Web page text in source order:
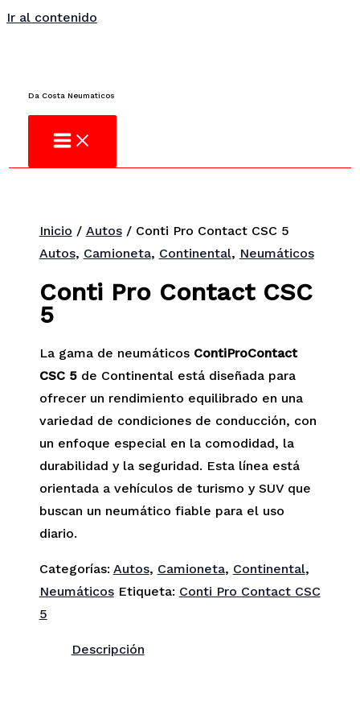
Ir al contenido
Da Costa Neumaticos
Inicio / Autos/ Conti Pro Contact CSC 5
Autos, Camioneta, Continental, Neumáticos
Conti Pro Contact CSC
5
La gama de neumáticos ContiProContact
CSC 5de Continental está diseñada para
ofrecer un rendimiento equilibrado en una
variedad de condiciones de conducción, con
un enfoque especial en la comodidad, la
durabilidad y la seguridad. Esta línea está
orientada a vehículos de turismo y SUV que
buscan un neumático fiable para el uso
diario.
Categorías: Autos, Camioneta, Continental,
Neumáticos Etiqueta: Conti Pro Contact CSC
5
Descripción
¿No encuentras lo que buscas?